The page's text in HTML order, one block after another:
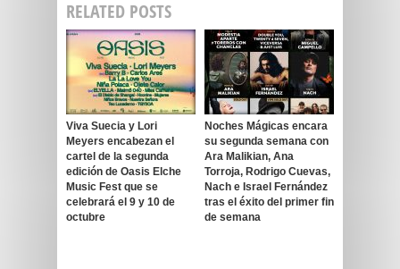
RELATED POSTS
Viva Suecia y Lori
Meyers encabezan el
cartel de la segunda
edición de Oasis Elche
Music Fest que se
celebrará el 9 y 10 de
octubre
Noches Mágicas encara
su segunda semana con
Ara Malikian, Ana
Torroja, Rodrigo Cuevas,
Nach e Israel Fernández
tras el éxito del primer fin
de semana